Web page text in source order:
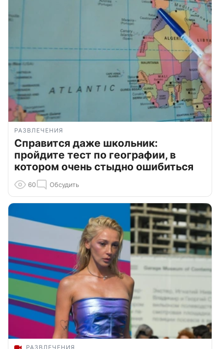
РАЗВЛЕЧЕНИЯ
Справится даже школьник:
пройдите тест по географии, в
котором очень стыдно ошибиться
60 Обсудить
РАЗВЛЕЧЕНИЯ